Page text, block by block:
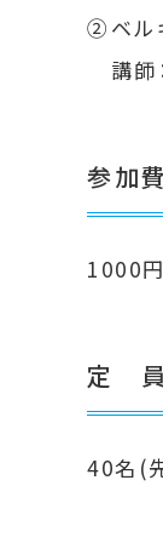
②ベル
講師
参加費
1000
定 員
40名(